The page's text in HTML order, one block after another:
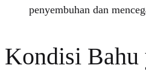
penyembuhan dan
Kondisi